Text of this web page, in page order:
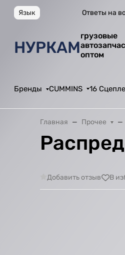
Язык Ответы на
НУРКАМ
грузовые
оптом
Бренды CUMMINS 16
Главная Прочее
Добавить отзыв В